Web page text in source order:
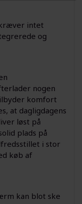
intet
og
nogen
komfort
at dagligdagens
løst på
plads på
i stor
køb af
kan blot ske